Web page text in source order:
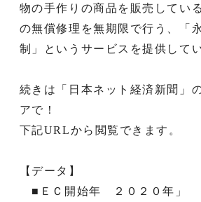
物の手作りの商品を販売してい
の無償修理を無期限で行う、「
制」というサービスを提供してい
続きは「日本ネット経済新聞」
アで！
下記URLから閲覧できます。
【データ】
■ＥＣ開始年 ２０２０年」